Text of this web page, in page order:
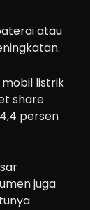
atau
listrik
share
persen
juga